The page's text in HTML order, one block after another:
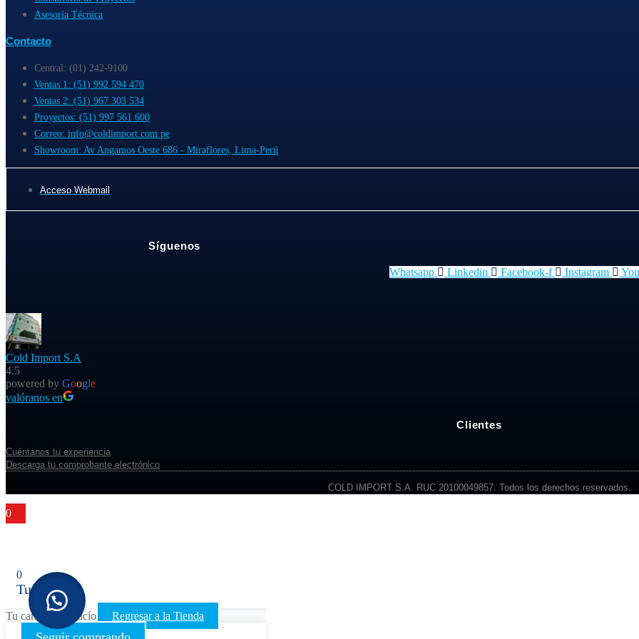
Asesoría Técnica
Contacto
Central: (01) 242-9100
Ventas 1: (51) 992 594 470
Ventas 2: (51) 967 303 534
Proyectos: (51) 997 561 600
Correo: info@coldimport.com.pe
Showroom: Av Angamos Oeste 686 - Miraflores, Lima-Perú
Acceso Webmail
Síguenos
Whatsapp Linkedin Facebook-f Instagram
Cold Import S.A
4.5
powered by Google
valóranos en
Clientes
Cuéntanos tu experiencia
Descarga tu comprobante electrónico
COLD IMPORT S.A. RUC 20100049857. Todos los derechos reservados.
0
0
Tu carrito
Tu carrito está vacío Regresar a la Tienda